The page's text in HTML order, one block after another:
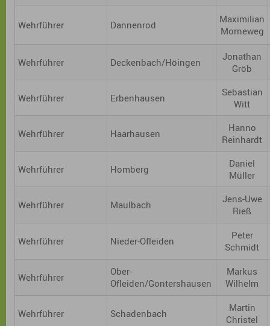
Wehrführer Dannenrod
Maximilian
Morneweg
Wehrführer Deckenbach/Höingen
Jonathan
Gröb
Wehrführer Erbenhausen
Sebastian
Witt
Wehrführer Haarhausen
Hanno
Reinhardt
Wehrführer Homberg
Daniel
Müller
Wehrführer Maulbach
Jens-Uwe
Rieß
Wehrführer Nieder-Ofleiden
Peter
Schmidt
Wehrführer
Ober-
Ofleiden/Gontershausen
Markus
Wilhelm
Wehrführer Schadenbach
Martin
Christel